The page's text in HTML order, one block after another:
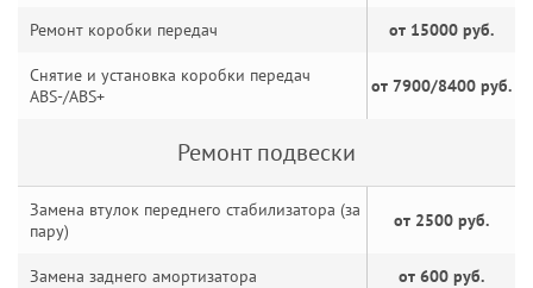
Ремонт коробки передач от 15000 руб.
Снятие и установка коробки передач
ABS-/ABS+
от 7900/8400 руб.
Ремонт подвески
Замена втулок переднего стабилизатора (за
пару)
от 2500 руб.
Замена заднего амортизатора от 600 руб.